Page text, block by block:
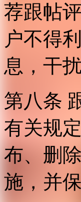
荐跟帖
户不得
息，干
第八条
有关规
布、删
施，并